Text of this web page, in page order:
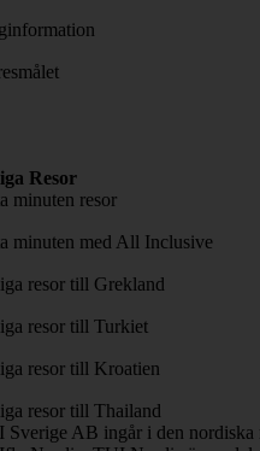
Resor
minuten resor
minuten med All Inclusive
resor till Grekland
resor till Turkiet
resor till Kroatien
resor till Thailand
Sverige AB ingår i den